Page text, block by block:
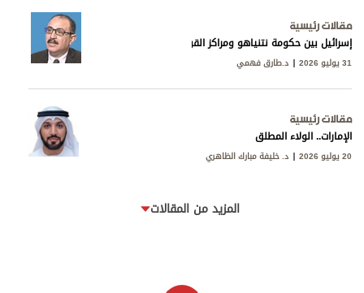
مقالات رئيسية
إسرائيل بين حكومة نتنياهو ومراكز القوى
31 يوليو 2026 د.طارق فهمي
مقالات رئيسية
الإمارات.. الولاء المطلق
20 يوليو 2026 د. خليفة مبارك الظاهري
المزيد من المقالات